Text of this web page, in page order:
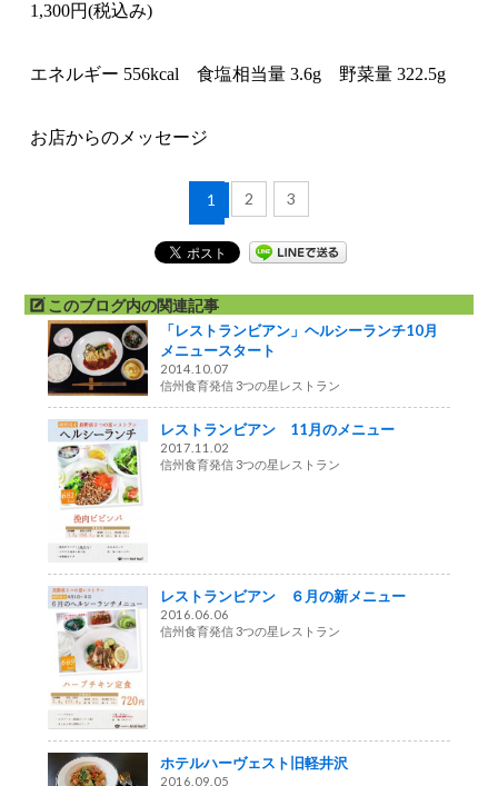
1,300円(税込み)
エネルギー 556kcal 食塩相当量 3.6g 野菜量 322.5g
お店からのメッセージ
1 2 3
このブログ内の関連記事
「レストランビアン」ヘルシーランチ10月
メニュースタート
2014.10.07
信州食育発信 3つの星レストラン
レストランビアン 11月のメニュー
2017.11.02
信州食育発信 3つの星レストラン
レストランビアン ６月の新メニュー
2016.06.06
信州食育発信 3つの星レストラン
ホテルハーヴェスト旧軽井沢
2016.09.05